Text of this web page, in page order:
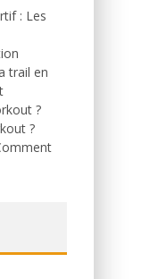
: Les
trail en
?
?